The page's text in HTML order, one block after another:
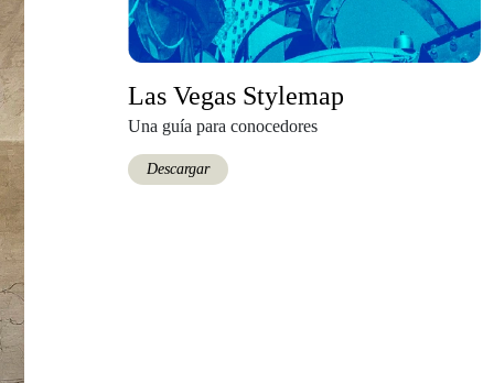
Las Vegas Stylemap
Una guía para conocedores
Descargar